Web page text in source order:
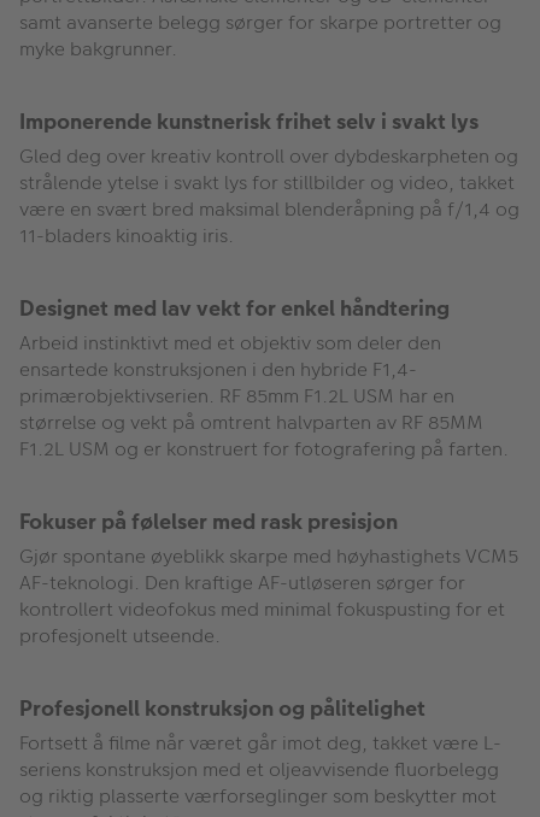
samt avanserte belegg sørger for skarpe portretter og
myke bakgrunner.
Imponerende kunstnerisk frihet selv i svakt lys
Gled deg over kreativ kontroll over dybdeskarpheten og
strålende ytelse i svakt lys for stillbilder og video, takket
være en svært bred maksimal blenderåpning på f/1,4 og
11-bladers kinoaktig iris.
Designet med lav vekt for enkel håndtering
Arbeid instinktivt med et objektiv som deler den
ensartede konstruksjonen i den hybride F1,4-
primærobjektivserien. RF 85mm F1.2L USM har en
størrelse og vekt på omtrent halvparten av RF 85MM
F1.2L USM og er konstruert for fotografering på farten.
Fokuser på følelser med rask presisjon
Gjør spontane øyeblikk skarpe med høyhastighets VCM5
AF-teknologi. Den kraftige AF-utløseren sørger for
kontrollert videofokus med minimal fokuspusting for et
profesjonelt utseende.
Profesjonell konstruksjon og pålitelighet
Fortsett å filme når været går imot deg, takket være L-
seriens konstruksjon med et oljeavvisende fluorbelegg
og riktig plasserte værforseglinger som beskytter mot